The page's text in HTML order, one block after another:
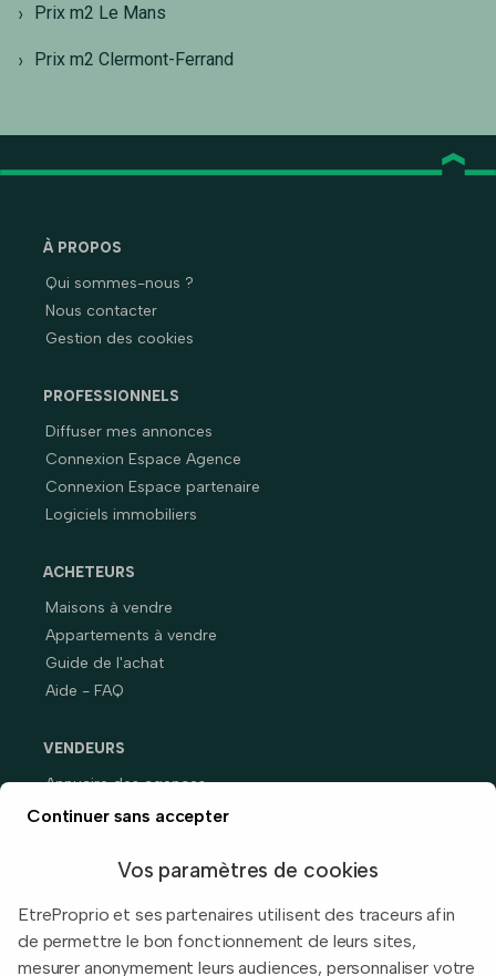
Prix m2 Le Mans
Prix m2 Clermont-Ferrand
À PROPOS
Qui sommes-nous ?
Nous contacter
Gestion des cookies
PROFESSIONNELS
Diffuser mes annonces
Connexion Espace Agence
Connexion Espace partenaire
Logiciels immobiliers
ACHETEURS
Maisons à vendre
Appartements à vendre
Guide de l'achat
Aide - FAQ
VENDEURS
Annuaire des agences
Prix immobiliers en France
Continuer sans accepter
Vos paramètres de cookies
EtreProprio et ses partenaires utilisent des traceurs afin
de permettre le bon fonctionnement de leurs sites,
mesurer anonymement leurs audiences, personnaliser votre